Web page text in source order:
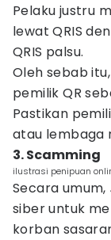
Pelaku justru
lewat QRIS
QRIS palsu.
Oleh sebab
pemilik QR
Pastikan
atau lembaga
3. Scamming
ilustrasi penipuan
Secara umum,
siber untuk
korban